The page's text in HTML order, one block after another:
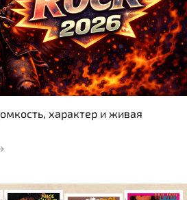
характер и живая